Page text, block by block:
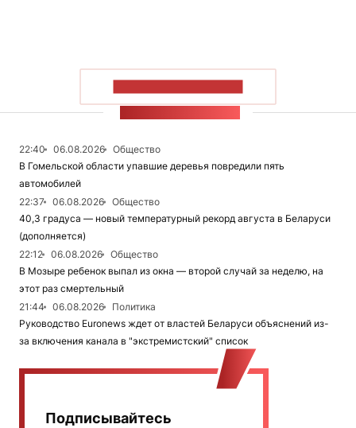
22:40 06.08.2026
Общество
В Гомельской области упавшие деревья повредили пять
автомобилей
22:37
06.08.2026
Общество
40,3 градуса — новый температурный рекорд августа в Беларуси
(дополняется)
22:12
06.08.2026
Общество
В Мозыре ребенок выпал из окна — второй случай за неделю, на
этот раз смертельный
21:44
06.08.2026
Политика
Руководство Euronews ждет от властей Беларуси объяснений из-
за включения канала в "экстремистский" список
Подписывайтесь